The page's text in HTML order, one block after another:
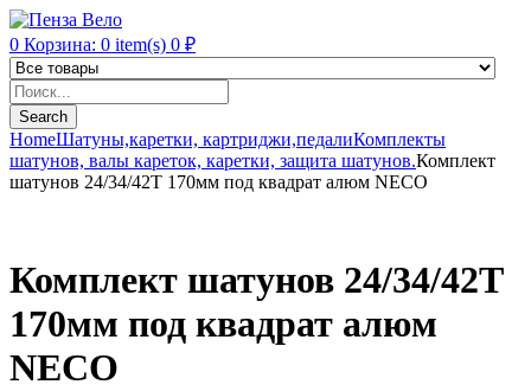
0 Корзина: 0 item(s) 0 ₽
Products
search
Search
HomeШатуны,каретки, картриджи,педалиКомплекты
шатунов, валы кареток, каретки, защита шатунов.Комплект
шатунов 24/34/42T 170мм под квадрат алюм NECO
Комплект шатунов 24/34/42T
170мм под квадрат алюм
NECO